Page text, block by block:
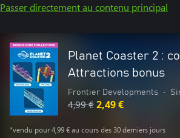
Passer directement au contenu principal
Planet Coaster 2 :
Attractions bonus
Frontier Developments •
4,99 €2,49 €
*vendu pour 4,99 € au cours des 30 derniers jours